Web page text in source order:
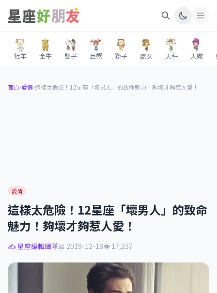
牡羊 金牛 雙子 巨蟹 獅子 處女 天秤 天蠍
首頁›愛情›這樣太危險！12星座「壞男人」的致命魅力！夠壞才夠惹人愛！
愛情
這樣太危險！12星座「壞男人」的致命
魅力！夠壞才夠惹人愛！
✍️ 星座編輯團隊📅 2019-12-18👁 17,237